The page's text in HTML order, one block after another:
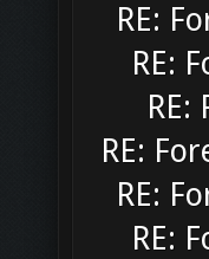
RE:
RE:
RE:
RE:
RE:
RE: